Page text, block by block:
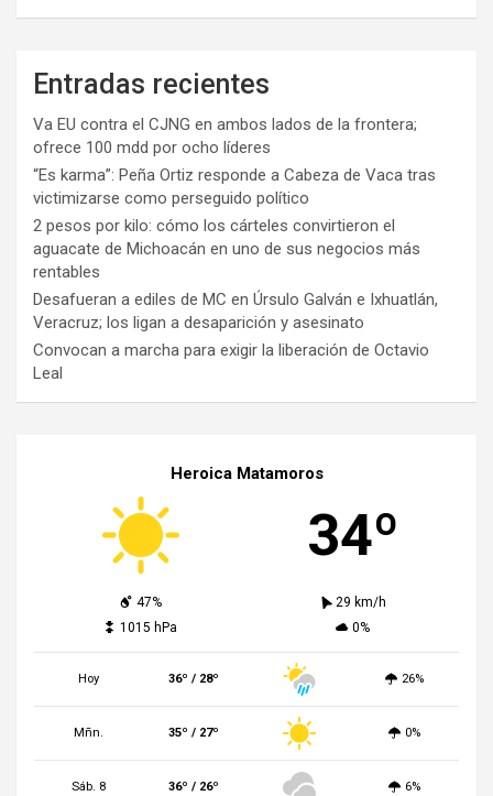
Entradas recientes
Va EU contra el CJNG en ambos lados de la frontera;
ofrece 100 mdd por ocho líderes
“Es karma”: Peña Ortiz responde a Cabeza de Vaca tras
victimizarse como perseguido político
2 pesos por kilo: cómo los cárteles convirtieron el
aguacate de Michoacán en uno de sus negocios más
rentables
Desafueran a ediles de MC en Úrsulo Galván e Ixhuatlán,
Veracruz; los ligan a desaparición y asesinato
Convocan a marcha para exigir la liberación de Octavio
Leal
Heroica Matamoros
34º
47%
29 km/h
1015 hPa
0%
Hoy 36º / 28º 26%
Mñn. 35º / 27º 0%
Sáb. 8 36º / 26º 6%